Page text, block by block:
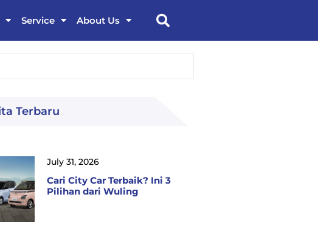
Service About Us
Terbaru
Cari City Car Terbaik? Ini 3
Pilihan dari Wuling
July 31, 2026